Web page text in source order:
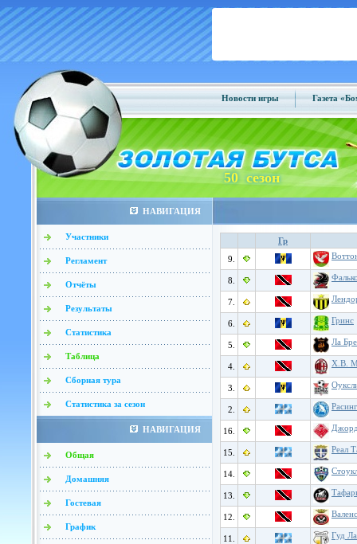
Новости игры Газета
50 сезон
НАВИГАЦИЯ
Участники
Регламент
Отчёты
Результаты
Статистика
Таблица
Сборная тура
Статистика за сезон
НАВИГАЦИЯ
Общая
Домашняя
Гостевая
График
Гр
9.
8.
7.
6. Гринс
5. Ла
4. Х.В.
3.
2.
16.
15. Реал
14.
13.
12.
11. Гуд